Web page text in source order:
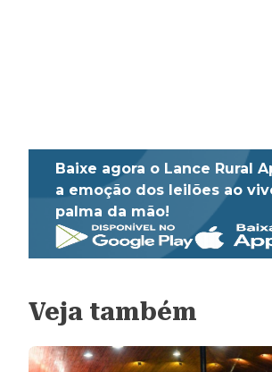
Baixe agora o Lance Rural
a emoção dos leilões ao
palma da mão!
Veja também